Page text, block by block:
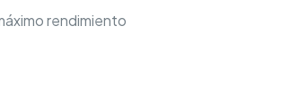
rendimiento